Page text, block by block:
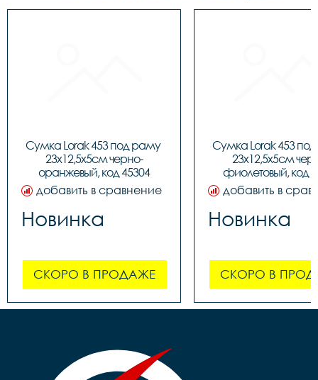
Сумка Lorak 453 под раму
23х12,5х5см черно-
оранжевый, код 45304
добавить в сравнение
Новинка
СКОРО В ПРОДАЖЕ
Сумка Lorak 453
23х12,5х5см
фиолетовый, код
добавить в
Новинка
СКОРО В